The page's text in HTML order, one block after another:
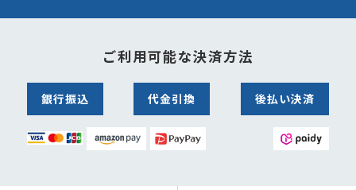
ご利用可能な決済方法
銀行振込 代金引換 後払い決済